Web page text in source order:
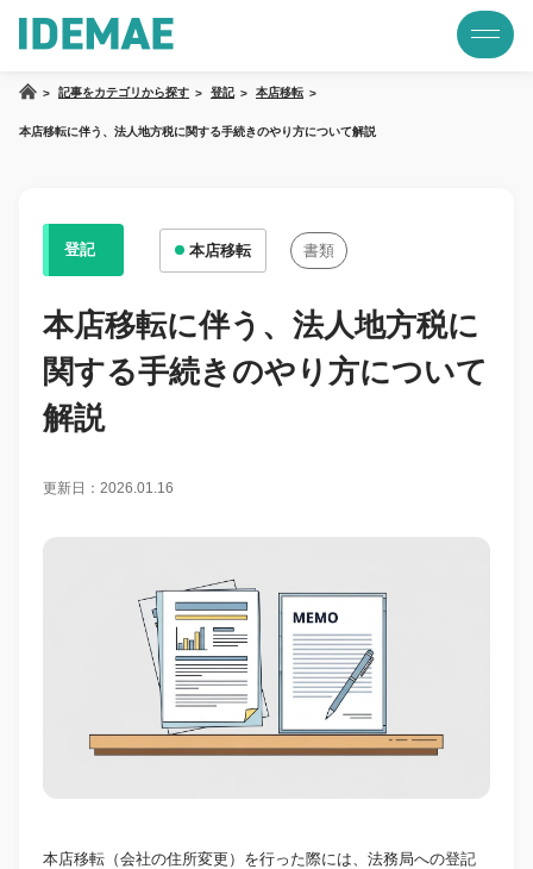
記事をカテゴリから探す 登記 本店移転
本店移転に伴う、法人地方税に関する手続きのやり方について解説
登記 本店移転 書類
本店移転に伴う、法人地方税に
関する手続きのやり方について
解説
更新日：2026.01.16
本店移転（会社の住所変更）を行った際には、法務局への登記